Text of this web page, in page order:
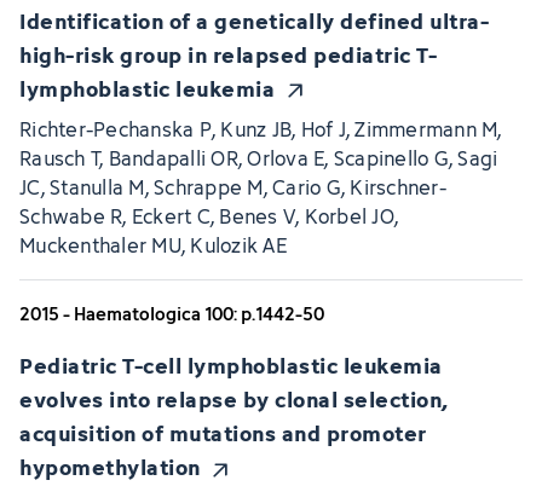
Identification of a genetically defined ultra-
high-risk group in relapsed pediatric T-
lymphoblastic leukemia
Richter-Pechanska P, Kunz JB, Hof J, Zimmermann M,
Rausch T, Bandapalli OR, Orlova E, Scapinello G, Sagi
JC, Stanulla M, Schrappe M, Cario G, Kirschner-
Schwabe R, Eckert C, Benes V, Korbel JO,
Muckenthaler MU, Kulozik AE
2015 - Haematologica 100: p.1442-50
Pediatric T-cell lymphoblastic leukemia
evolves into relapse by clonal selection,
acquisition of mutations and promoter
hypomethylation